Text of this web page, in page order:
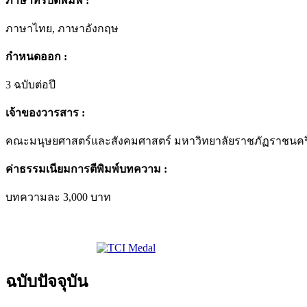
ภาษาไทย, ภาษาอังกฤษ
กำหนดออก :
3 ฉบับต่อปี
เจ้าของวารสาร :
คณะมนุษยศาสตร์และสังคมศาสตร์ มหาวิทยาลัยราชภัฏราชนค
ค่าธรรมเนียมการตีพิมพ์บทความ :
บทความละ 3,000 บาท
ฉบับปัจจุบัน